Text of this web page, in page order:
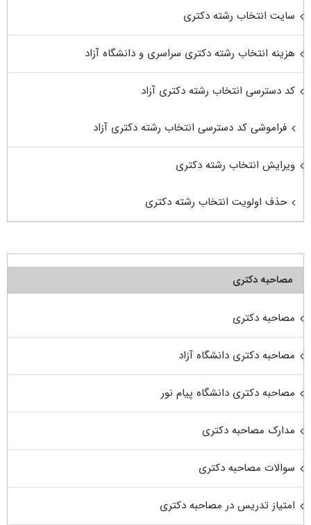
سایت انتخاب رشته دکتری
هزینه انتخاب رشته دکتری سراسری و دانشگاه آزاد
کد دسترسی انتخاب رشته دکتری آزاد
فراموشی کد دسترسی انتخاب رشته دکتری آزاد
ویرایش انتخاب رشته دکتری
حذف اولویت انتخاب رشته دکتری
مصاحبه دکتری
مصاحبه دکتری
مصاحبه دکتری دانشگاه آزاد
مصاحبه دکتری دانشگاه پیام نور
مدارک مصاحبه دکتری
سوالات مصاحبه دکتری
امتیاز تدریس در مصاحبه دکتری